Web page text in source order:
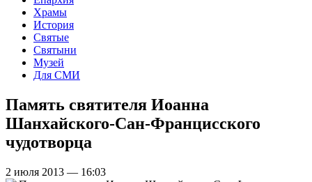
Храмы
История
Святые
Святыни
Музей
Для СМИ
Память святителя Иоанна
Шанхайского-Сан-Францисского
чудотворца
2 июля 2013 — 16:03